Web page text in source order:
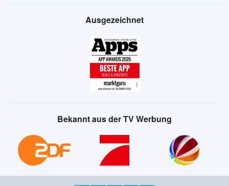
Ausgezeichnet
Bekannt aus der TV Werbung